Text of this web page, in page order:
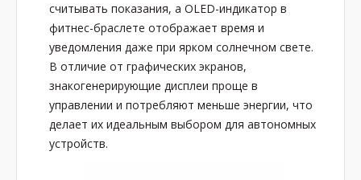
считывать показания, а OLED-индикатор в
фитнес-браслете отображает время и
уведомления даже при ярком солнечном свете.
В отличие от графических экранов,
знакогенерирующие дисплеи проще в
управлении и потребляют меньше энергии, что
делает их идеальным выбором для автономных
устройств.